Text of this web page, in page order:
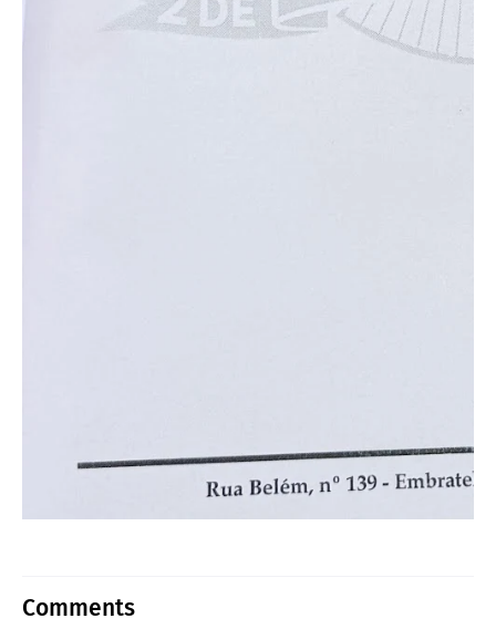
Comments